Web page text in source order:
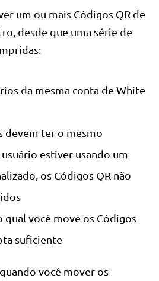
um ou mais Códigos QR de
desde que uma série de
da mesma conta de White
devem ter o mesmo
estiver usando um
os Códigos QR não
qual você move os Códigos
suficiente
você mover os